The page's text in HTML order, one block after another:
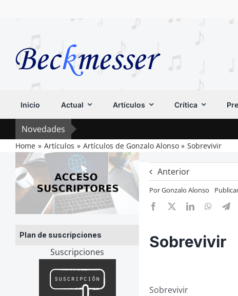
Inicio Actual Artículos Crítica
Novedades
Home Artículos Artículos de Gonzalo Alonso Sobrevivir
Plan de suscripciones
Suscripciones
Anterior
PorGonzalo Alonso
Sobrevivir
Sobrevivir